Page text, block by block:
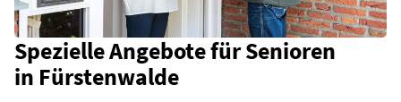
Spezielle Angebote für Senioren
in Fürstenwalde